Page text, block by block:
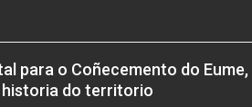
para o Coñecemento do Eume,
historia do territorio